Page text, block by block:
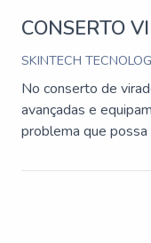
CONSERTO
SKINTECH
No conserto de
avançadas e
problema que